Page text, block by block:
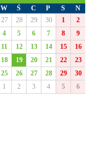
27 28 29 30 1 2
4 5 6 7 8 9
11 12 13 14 15 16
18 19 20 21 22 23
25 26 27 28 29 30
1 2 3 4 5 6
W Ś C P S N